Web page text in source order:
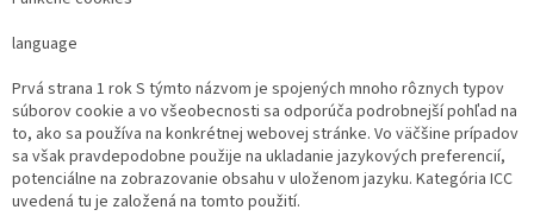
language
Prvá strana 1 rok S týmto názvom je spojených mnoho rôznych typov
súborov cookie a vo všeobecnosti sa odporúča podrobnejší pohľad na
to, ako sa používa na konkrétnej webovej stránke. Vo väčšine prípadov
sa však pravdepodobne použije na ukladanie jazykových preferencií,
potenciálne na zobrazovanie obsahu v uloženom jazyku. Kategória ICC
uvedená tu je založená na tomto použití.